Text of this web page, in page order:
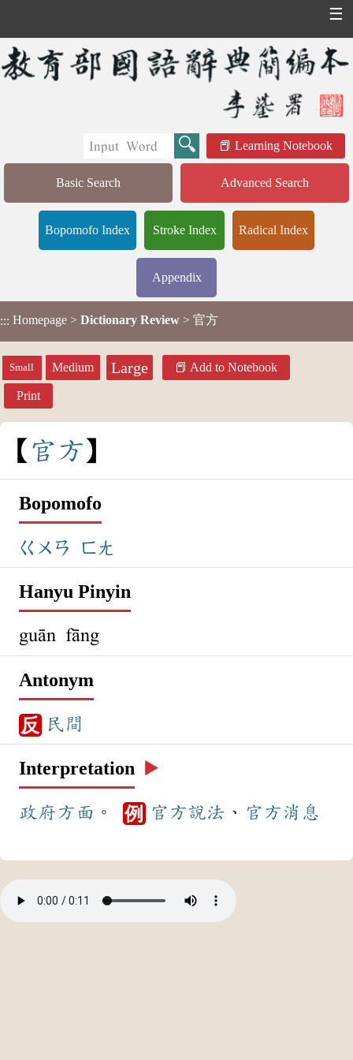
☰
Learning Notebook
Basic Search Advanced Search
Bopomofo Index Stroke Index Radical Index
Appendix
::: Homepage > Dictionary Review > 官方
Small Medium Large Add to Notebook
Print
官方
Bopomofo
ㄍㄨㄢ ㄈㄤ
Hanyu Pinyin
guān fāng
Antonym
反 民間
Interpretation ▶️
政府方面 。 例 官方說法 、 官方 消息